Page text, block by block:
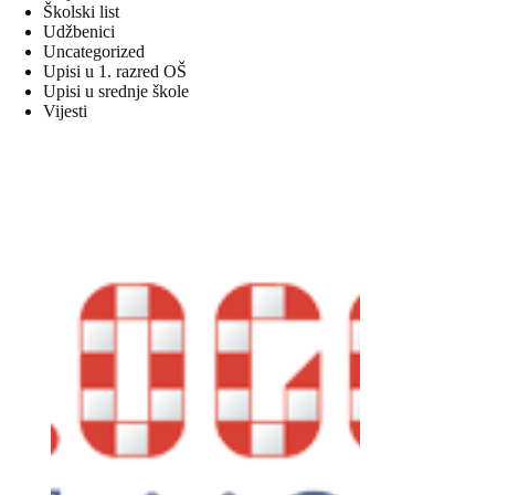
Školski list
Udžbenici
Uncategorized
Upisi u 1. razred OŠ
Upisi u srednje škole
Vijesti